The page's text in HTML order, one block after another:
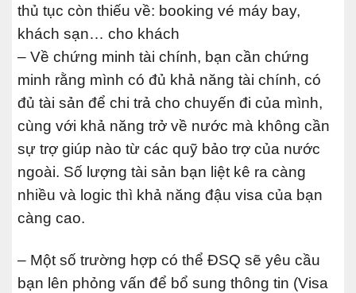
thủ tục còn thiếu về: booking vé máy bay,
khách sạn… cho khách
– Về chứng minh tài chính, bạn cần chứng
minh rằng mình có đủ khả năng tài chính, có
đủ tài sản để chi trả cho chuyến đi của mình,
cùng với khả năng trở về nước mà không cần
sự trợ giúp nào từ các quỹ bảo trợ của nước
ngoài. Số lượng tài sản bạn liệt kê ra càng
nhiều và logic thì khả năng đậu visa của bạn
càng cao.
– Một số trường hợp có thể ĐSQ sẽ yêu cầu
bạn lên phỏng vấn để bổ sung thông tin (Visa